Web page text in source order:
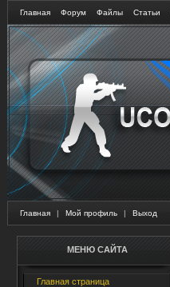
Главная Форум Файлы Статьи
Главная | Мой профиль | Выход
МЕНЮ САЙТА
Главная страница